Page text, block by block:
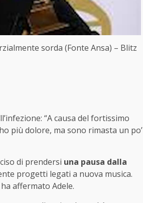
sorda (Fonte Ansa) – Blitz
“A causa del fortissimo
più dolore, ma sono rimasta un po’
di prendersi una pausa dalla
progetti legati a nuova musica.
affermato Adele.